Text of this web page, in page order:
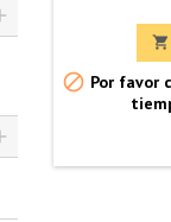

 Por favor